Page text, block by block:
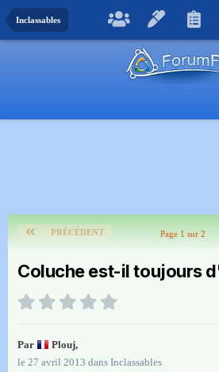
Inclassables
PRÉCÉDENT Page 1 sur 2
Coluche est-il toujours
Par Plouj,
le 27 avril 2013 dans Inclassables